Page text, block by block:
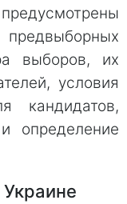
выборов, их
условия
кандидатов,
определение